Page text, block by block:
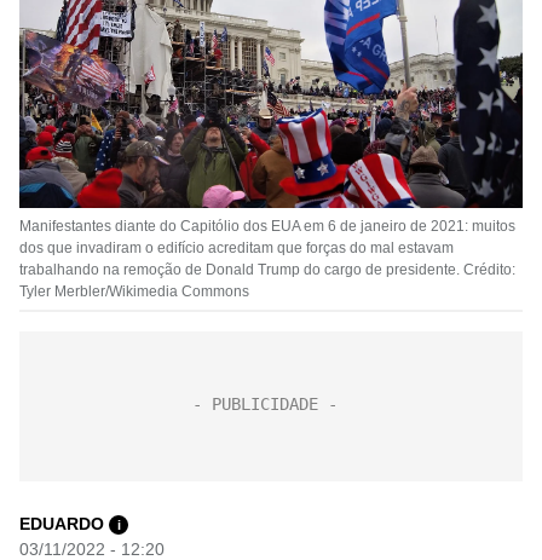
Manifestantes diante do Capitólio dos EUA em 6 de janeiro de 2021: muitos
dos que invadiram o edifício acreditam que forças do mal estavam
trabalhando na remoção de Donald Trump do cargo de presidente. Crédito:
Tyler Merbler/Wikimedia Commons
EDUARDO i
03/11/2022 - 12:20